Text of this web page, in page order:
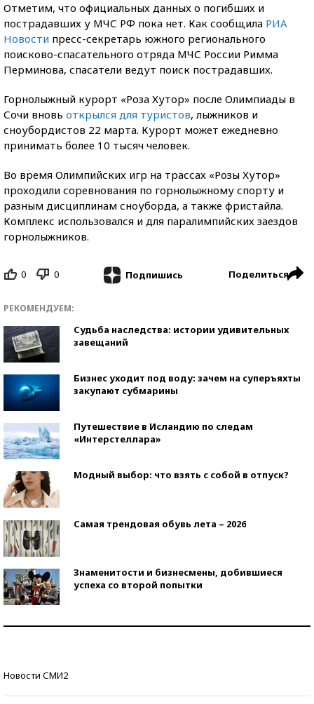
Отметим, что официальных данных о погибших и
пострадавших у МЧС РФ пока нет. Как сообщила РИА
Новости пресс-секретарь южного регионального
поисково-спасательного отряда МЧС России Римма
Перминова, спасатели ведут поиск пострадавших.
Горнолыжный курорт «Роза Хутор» после Олимпиады в
Сочи вновь открылся для туристов, лыжников и
сноубордистов 22 марта. Курорт может ежедневно
принимать более 10 тысяч человек.
Во время Олимпийских игр на трассах «Розы Хутор»
проходили соревнования по горнолыжному спорту и
разным дисциплинам сноуборда, а также фристайла.
Комплекс использовался и для паралимпийских заездов
горнолыжников.
0 0 Подпишись Поделиться
РЕКОМЕНДУЕМ:
Судьба наследства: истории удивительных
завещаний
Бизнес уходит под воду: зачем на суперъяхты
закупают субмарины
Путешествие в Исландию по следам
«Интерстеллара»
Модный выбор: что взять с собой в отпуск?
Самая трендовая обувь лета – 2026
Знаменитости и бизнесмены, добившиеся
успеха со второй попытки
Новости СМИ2